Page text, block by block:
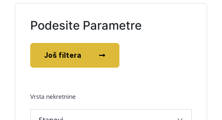
Podesite Parametre
Još filtera
Vrsta nekretnine